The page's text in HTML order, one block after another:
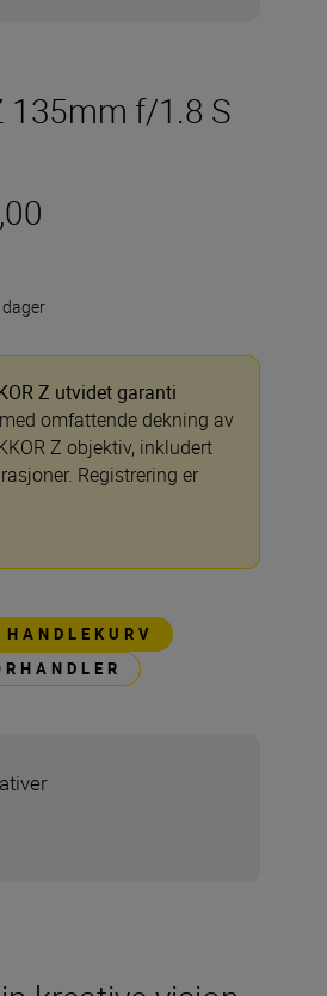
135mm f/1.8 S
Z utvidet garanti
omfattende dekning av
Z objektiv, inkludert
Registrering er